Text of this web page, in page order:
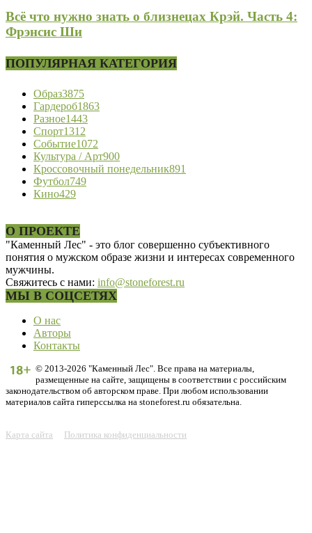
Всё что нужно знать о близнецах Крэй. Часть 4:
Фрэнсис Ши
ПОПУЛЯРНАЯ КАТЕГОРИЯ
Образ3875
Гардероб1863
Разное1443
Спорт1312
Событие1072
Культура / Арт900
Кроссовочный понедельник891
Футбол749
Кино429
О ПРОЕКТЕ
"Каменный Лес" - это блог совершенно субъективного
понятия о мужском образе жизни и интересах современного
мужчины.
Свяжитесь с нами: info@stoneforest.ru
МЫ В СОЦСЕТЯХ
О нас
Авторы
Контакты
© 2013-2026 "Каменный Лес". Все права на материалы,
размещенные на сайте, защищены в соответствии с российским
законодательством об авторском праве. При любом использовании
материалов сайта гиперссылка на stoneforest.ru обязательна.
Карта сайта Политика конфиденциальности